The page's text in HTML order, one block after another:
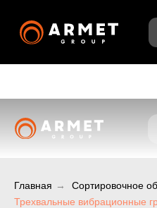
Найти
Главная → Сортировочное
Трехвальные вибрационные
Трехвальные вибрационные
с линейными колебаниями